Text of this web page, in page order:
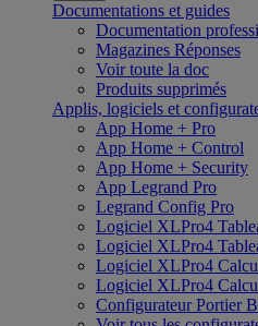
Documentations et guides
Documentation
Magazines Réponses
Voir toute la doc
Produits supprimés
Applis, logiciels et
App Home + Pro
App Home + Control
App Home + Security
App Legrand Pro
Legrand Config Pro
Logiciel XLPro4
Logiciel XLPro4
Logiciel XLPro4
Logiciel XLPro4
Configurateur Portier